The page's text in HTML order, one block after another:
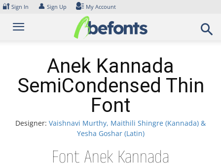
Skip
content
🔐 Sign In 👤 Sign Up My Account
Anek Kannada
SemiCondensed Thin
Font
Designer: Vaishnavi Murthy, Maithili Shingre (Kannada) &
Yesha Goshar (Latin)